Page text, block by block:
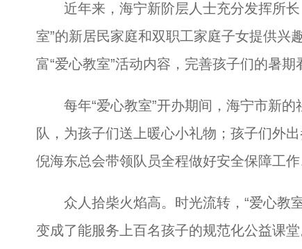
近年来，海宁新阶层人士充分发挥所长
室”的新居民家庭和双职工家庭子女提供兴
富“爱心教室”活动内容，完善孩子们的暑期
每年“爱心教室”开办期间，海宁市新的
队，为孩子们送上暖心小礼物；孩子们外
倪海东总会带领队员全程做好安全保障工
众人拾柴火焰高。时光流转，“爱心教室
变成了能服务上百名孩子的规范化公益课堂